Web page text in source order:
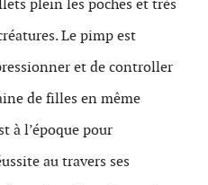
plein les poches et très
Le pimp est
et de controller
de filles en même
à l’époque pour
au travers ses